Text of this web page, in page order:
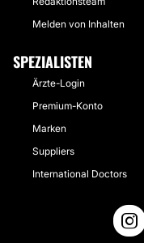
Melden von Inhalten
SPEZIALISTEN
Ärzte-Login
Premium-Konto
Marken
Suppliers
International Doctors